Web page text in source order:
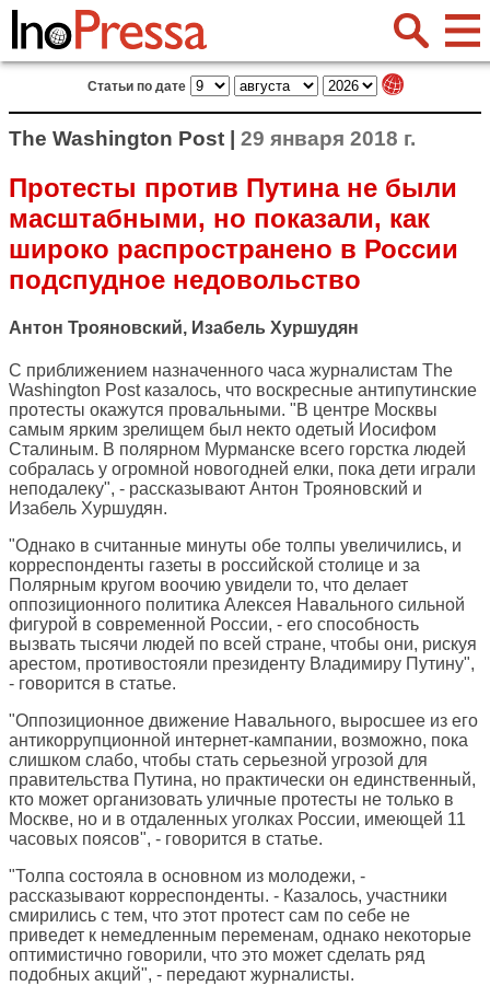
Статьи по дате
The Washington Post | 29 января 2018 г.
Протесты против Путина не были
масштабными, но показали, как
широко распространено в России
подспудное недовольство
Антон Трояновский, Изабель Хуршудян
С приближением назначенного часа журналистам The
Washington Postказалось, что воскресные антипутинские
протесты окажутся провальными. "В центре Москвы
самым ярким зрелищем был некто одетый Иосифом
Сталиным. В полярном Мурманске всего горстка людей
собралась у огромной новогодней елки, пока дети играли
неподалеку", - рассказывают Антон Трояновский и
Изабель Хуршудян.
"Однако в считанные минуты обе толпы увеличились, и
корреспонденты газеты в российской столице и за
Полярным кругом воочию увидели то, что делает
оппозиционного политика Алексея Навального сильной
фигурой в современной России, - его способность
вызвать тысячи людей по всей стране, чтобы они, рискуя
арестом, противостояли президенту Владимиру Путину",
- говорится в статье.
"Оппозиционное движение Навального, выросшее из его
антикоррупционной интернет-кампании, возможно, пока
слишком слабо, чтобы стать серьезной угрозой для
правительства Путина, но практически он единственный,
кто может организовать уличные протесты не только в
Москве, но и в отдаленных уголках России, имеющей 11
часовых поясов", - говорится в статье.
"Толпа состояла в основном из молодежи, -
рассказывают корреспонденты. - Казалось, участники
смирились с тем, что этот протест сам по себе не
приведет к немедленным переменам, однако некоторые
оптимистично говорили, что это может сделать ряд
подобных акций", - передают журналисты.